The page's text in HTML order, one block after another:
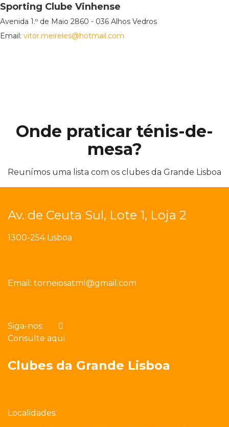
Sporting Clube Vinhense
Avenida 1.º de Maio 2860 - 036 Alhos Vedros
Email: vitor.meireles@hotmail.com
Onde praticar ténis-de-
mesa?
Reunímos uma lista com os clubes da Grande Lisboa
Av. de Ceuta Sul, Lote 1, Loja 2
1300-254 Lisboa
Email: torneiosatml@gmail.com
Siga-nos:
Consulte aqui
Clubes da Grande Lisboa
Localidades: